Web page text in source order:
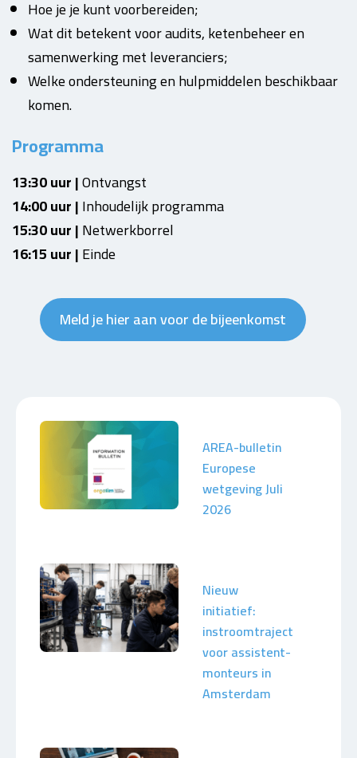
Hoe je je kunt voorbereiden;
Wat dit betekent voor audits, ketenbeheer en
samenwerking met leveranciers;
Welke ondersteuning en hulpmiddelen beschikbaar
komen.
Programma
13:30 uur |Ontvangst
14:00 uur |Inhoudelijk programma
15:30 uur |Netwerkborrel
16:15 uur |Einde
Meld je hier aan voor de bijeenkomst
AREA-bulletin
Europese
wetgeving Juli
2026
Nieuw
initiatief:
instroomtraject
voor assistent-
monteurs in
Amsterdam